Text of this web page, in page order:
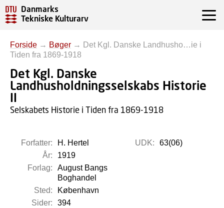
Danmarks
Tekniske Kulturarv
Forside → Bøger → Det Kgl. Danske Landhusho…ie i
Tiden fra 1869-1918
Det Kgl. Danske
Landhusholdningsselskabs Historie
II
Selskabets Historie i Tiden fra 1869-1918
Forfatter:
H. Hertel
År:
1919
Forlag:
August Bangs
Boghandel
Sted:
København
Sider:
394
UDK: 63(06)